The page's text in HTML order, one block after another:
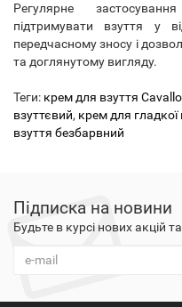
Регулярне
підтримувати взуття у
передчасному зносу і
та доглянутому вигляду.
Теги: крем для взуття Cavallo
взуттєвий, крем для
взуття безбарвний
Підписка на новини
Будьте в курсі нових акцій